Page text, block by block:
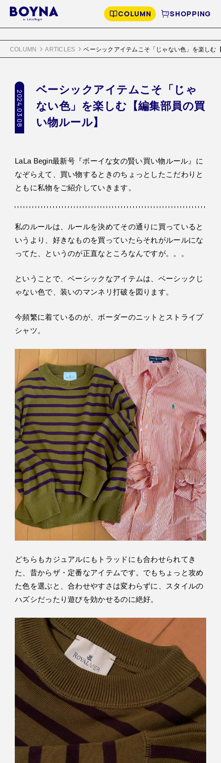
COLUMN SHOPPING
COLUMN ARTICLES ベーシックアイテムこそ「じゃない色」を楽しむ
2024.03.08
ベーシックアイテムこそ「じゃ
ない色」を楽しむ【編集部員の買
い物ルール】
LaLa Begin最新号『ボーイな女の賢い買い物ルール』に
なぞらえて、買い物するときのちょっとしたこだわりと
ともに私物をご紹介していきます。
私のルールは、ルールを決めてその通りに買っていると
いうより、好きなものを買っていたらそれがルールにな
ってた、というのが正直なところなんですが。。。
ということで、ベーシックなアイテムは、ベーシックじ
ゃない色で、装いのマンネリ打破を図ります。
今頻繁に着ているのが、ボーダーのニットとストライプ
シャツ。
どちらもカジュアルにもトラッドにも合わせられてき
た、昔からザ・定番なアイテムです。でもちょっと攻め
た色を選ぶと、合わせやすさは変わらずに、スタイルの
ハズシだったり遊びを効かせるのに絶好。